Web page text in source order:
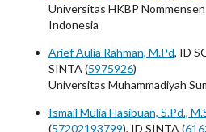
Universitas HKBP
Indonesia
Arief Aulia Rahman, M.Pd, ID
SINTA (5975926)
Universitas Muhammadiyah
Ismail Mulia Hasibuan, S.Pd.,
(57202193799), ID SINTA (